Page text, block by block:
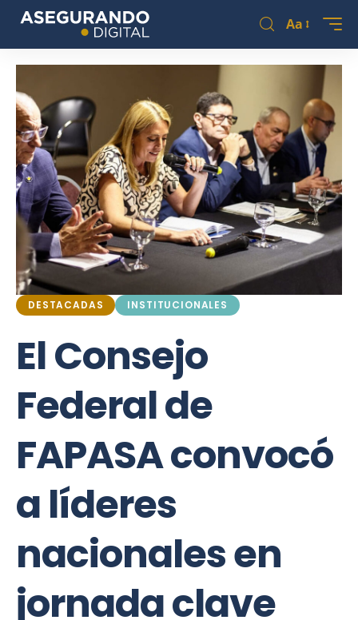
Aa
DESTACADAS INSTITUCIONALES
El Consejo
Federal de
FAPASA convocó
a líderes
nacionales en
jornada clave